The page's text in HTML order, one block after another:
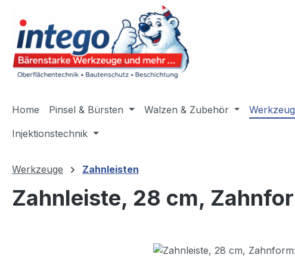
Zur Hauptnavigation springen
Home Pinsel & Bürsten Walzen & Zubehör
Injektionstechnik
Werkzeuge Zahnleisten
Zahnleiste, 28 cm,